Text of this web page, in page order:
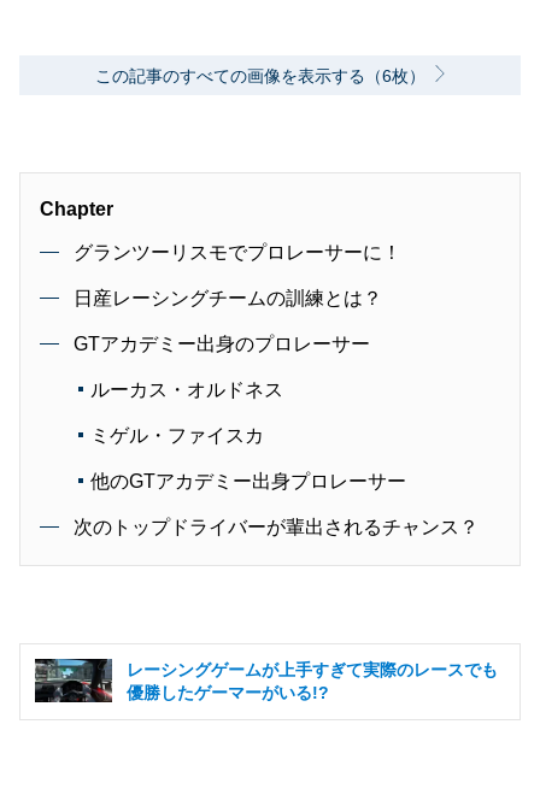
この記事のすべての画像を表示する（6枚）
Chapter
グランツーリスモでプロレーサーに！
日産レーシングチームの訓練とは？
GTアカデミー出身のプロレーサー
ルーカス・オルドネス
ミゲル・ファイスカ
他のGTアカデミー出身プロレーサー
次のトップドライバーが輩出されるチャンス？
レーシングゲームが上手すぎて実際のレースでも
優勝したゲーマーがいる!?